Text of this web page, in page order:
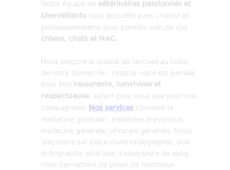
Notre équipe de vétérinaires passionnés et
bienveillantsvous accueille avec chaleur et
professionnalisme pour prendre soin de vos
chiens, chats et NAC.
Nous plaçons la qualité de l’accueil au cœur
de notre démarche : chaque visite est pensée
pour être rassurante, conviviale et
respectueuse, autant pour vous que pour vos
compagnons.
Nos servicescouvrent la
médecine générale : médecine préventive,
médecine générale, chirurgie générale. Nous
disposons sur place d’une radiographie, d’un
échographe, ainsi que d’analyseurs de sang,
nous permettant de poser de nombreux